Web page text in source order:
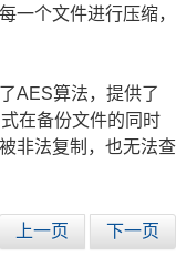
一个文件进行压缩，
AES算法，提供了
在备份文件的同时
非法复制，也无法查
上一页 下一页